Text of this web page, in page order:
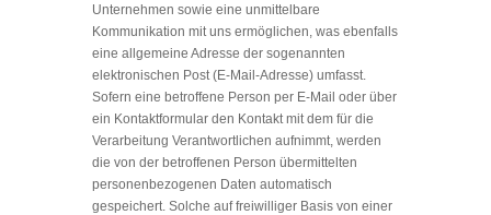
Unternehmen sowie eine unmittelbare
Kommunikation mit uns ermöglichen, was ebenfalls
eine allgemeine Adresse der sogenannten
elektronischen Post (E-Mail-Adresse) umfasst.
Sofern eine betroffene Person per E-Mail oder über
ein Kontaktformular den Kontakt mit dem für die
Verarbeitung Verantwortlichen aufnimmt, werden
die von der betroffenen Person übermittelten
personenbezogenen Daten automatisch
gespeichert. Solche auf freiwilliger Basis von einer